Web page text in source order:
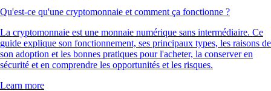
Qu'est-ce qu'une cryptomonnaie et comment ça fonctionne ?
La cryptomonnaie est une monnaie numérique sans intermédiaire. Ce
guide explique son fonctionnement, ses principaux types, les raisons de
son adoption et les bonnes pratiques pour l'acheter, la conserver en
sécurité et en comprendre les opportunités et les risques.
Learn more